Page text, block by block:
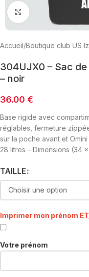
Click to enlarge
Accueil/Boutique club US
304UJX0 – Sac de
– noir
36.00 €
Base rigide avec
réglables, fermeture
sur la poche avant et
28 litres – Dimensions (34
TAILLE
Imprimer mon prénom
Votre prénom